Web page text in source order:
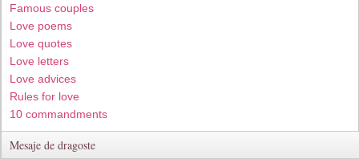
Famous couples
Love poems
Love quotes
Love letters
Love advices
Rules for love
10 commandments
Mesaje de dragoste